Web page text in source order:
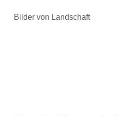
Bilder von Landschaft